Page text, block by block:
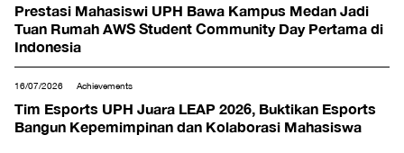
Prestasi Mahasiswi UPH Bawa Kampus Medan Jadi
Tuan Rumah AWS Student Community Day Pertama di
Indonesia
16/07/2026 Achievements
Tim Esports UPH Juara LEAP 2026, Buktikan Esports
Bangun Kepemimpinan dan Kolaborasi Mahasiswa